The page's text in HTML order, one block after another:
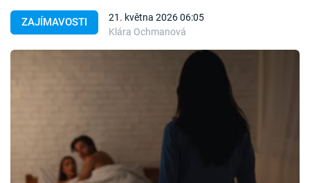
Témata
TV Program
Časopis
ZAJÍMAVOSTI
21. května 2026 06:05
Klára Ochmanová